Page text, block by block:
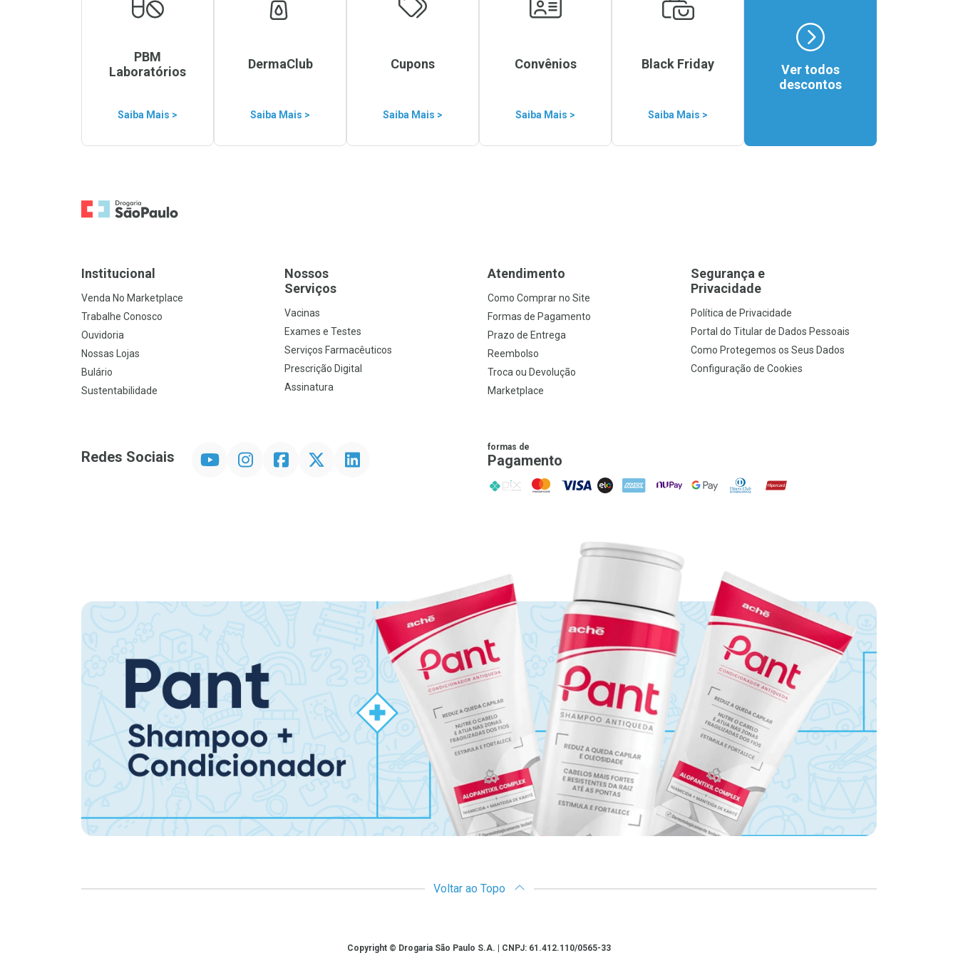
PBM
Laboratórios
Saiba Mais >
DermaClub
Saiba Mais >
Cupons
Saiba Mais >
Convênios
Saiba Mais >
Black Friday
Saiba Mais >
Ver todos
descontos
Ir para a Home
Institucional
Venda No Marketplace
Trabalhe Conosco
Ouvidoria
Nossas Lojas
Bulário
Sustentabilidade
Nossos
Serviços
Vacinas
Exames e Testes
Serviços Farmacêuticos
Prescrição Digital
Assinatura
Atendimento
Como Comprar no Site
Formas de Pagamento
Prazo de Entrega
Reembolso
Troca ou Devolução
Marketplace
Segurança e
Privacidade
Política de Privacidade
Portal do Titular de Dados Pessoais
Como Protegemos os Seus Dados
Configuração de Cookies
Redes Sociais InstagramFacebookTwitter Linkedin formas de
Pagamento
PIX MasterCard
VISA ELO AMEX NuPay Google PayDiners ClubHipercard
Voltar ao Topo
Copyright © Drogaria São Paulo S.A. | CNPJ: 61.412.110/0565-33